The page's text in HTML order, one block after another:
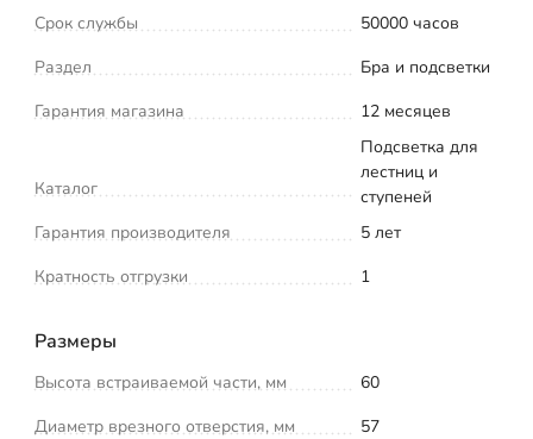
Срок службы
50000 часов
Раздел
Бра и подсветки
Гарантия магазина
12 месяцев
Каталог
Подсветка для
лестниц и
ступеней
Гарантия производителя
5 лет
Кратность отгрузки
1
Размеры
Высота встраиваемой части, мм
60
Диаметр врезного отверстия, мм
57